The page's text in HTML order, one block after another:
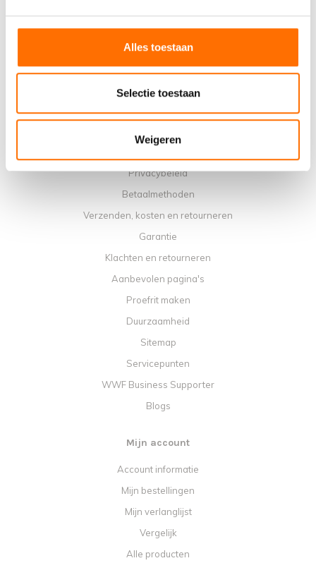
Alles toestaan
Selectie toestaan
Weigeren
Verkooppunten
Contact
Agenda werkplaats
Privacybeleid
Betaalmethoden
Verzenden, kosten en retourneren
Garantie
Klachten en retourneren
Aanbevolen pagina's
Proefrit maken
Duurzaamheid
Sitemap
Servicepunten
WWF Business Supporter
Blogs
Mijn account
Account informatie
Mijn bestellingen
Mijn verlanglijst
Vergelijk
Alle producten